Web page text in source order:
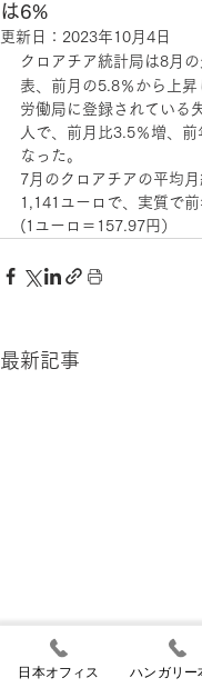
は6%
更新日： 2023年10月4日
クロアチア統計局は8月
表、前月の5.8％から上昇
労働局に登録されている
人で、前月比3.5％増、
なった。
7月のクロアチアの平均
1,141ユーロで、実質で前
(1ユーロ＝157.97円）
最新記事
日本オフィス ハンガリー